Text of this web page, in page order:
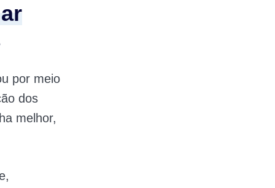
por meio
dos
melhor,